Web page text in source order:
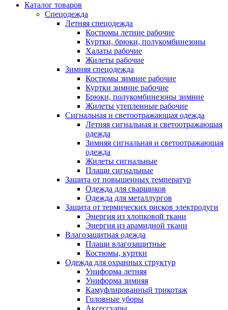
Каталог товаров
Спецодежда
Летняя спецодежда
Костюмы летние рабочие
Куртки, брюки, полукомбинезоны
Халаты рабочие
Жилеты рабочие
Зимняя спецодежда
Костюмы зимние рабочие
Куртки зимние рабочие
Брюки, полукомбинезоны зимние
Жилеты утепленные рабочие
Сигнальная и светоотражающая одежда
Летняя сигнальная и светоотражающая
одежда
Зимняя сигнальная и светоотражающая
одежда
Жилеты сигнальные
Плащи сигнальные
Защита от повышенных температур
Одежда для сварщиков
Одежда для металлургов
Защита от термических рисков электродуги
Энергия из хлопковой ткани
Энергия из арамидной ткани
Влагозащитная одежда
Плащи влагозащитные
Костюмы, куртки
Одежда для охранных структур
Униформа летняя
Униформа зимняя
Камуфлированный трикотаж
Головные уборы
Аксессуары